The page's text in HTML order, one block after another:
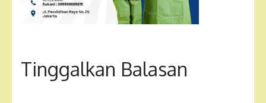
Tinggalkan Balasan